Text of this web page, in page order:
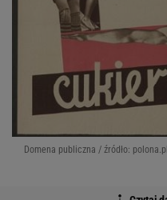
Domena publiczna / źródło: polona.pl